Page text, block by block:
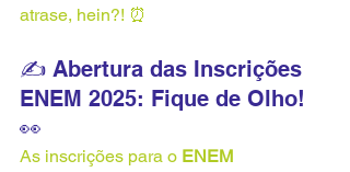
atrase, hein?! ⏰
✍️ Abertura das Inscrições
ENEM 2025: Fique de Olho!
👀
As inscrições para o ENEM